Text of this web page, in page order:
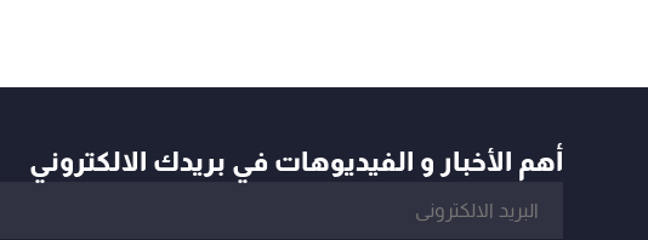
أهم الأخبار و الفيديوهات في بريدك الالكتروني